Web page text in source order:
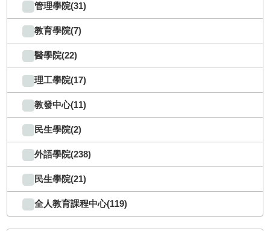
管理學院(31)
教育學院(7)
醫學院(22)
理工學院(17)
教發中心(11)
民生學院(2)
外語學院(238)
民生學院(21)
全人教育課程中心(119)